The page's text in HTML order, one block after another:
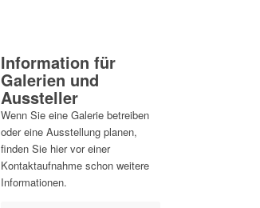
Information für
Galerien und
Aussteller
Wenn Sie eine Galerie betreiben
oder eine Ausstellung planen,
finden Sie hier vor einer
Kontaktaufnahme schon weitere
Informationen.